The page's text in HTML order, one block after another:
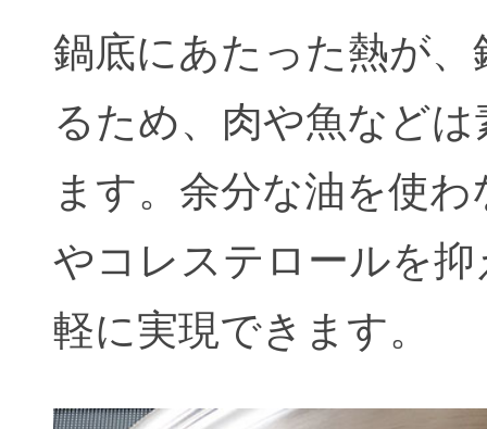
鍋底にあたった熱が
るため、肉や魚など
ます。余分な油を使
やコレステロールを
軽に実現できます。